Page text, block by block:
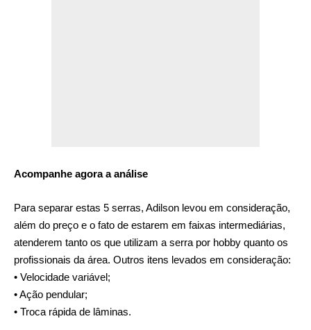
Acompanhe agora a análise
Para separar estas 5 serras, Adilson levou em consideração,
além do preço e o fato de estarem em faixas intermediárias,
atenderem tanto os que utilizam a serra por hobby quanto os
profissionais da área. Outros itens levados em consideração:
• Velocidade variável;
• Ação pendular;
• Troca rápida de lâminas.